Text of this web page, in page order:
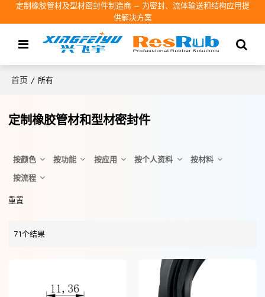
定制橡胶管材及型材密封件制造商 – 为密封、流体输送和结构应用提
供解决方案
首页 / 所有
定制橡胶管材和型材密封件
按颜色 按功能 按应用 按个人资料
按材料
按流程
重置
71个结果